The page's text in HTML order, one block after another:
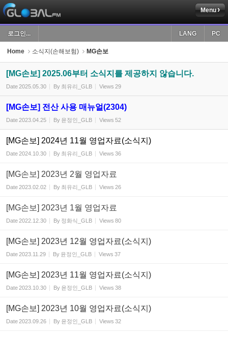
Menu
로그인... PC
LANG
Home 소식지(손해보험) MG손보
[MG손보] 2025.06부터 소식지를 제공하지 않습니다.
Date2025.05.30 By 최유리_GLB Views 29
[MG손보] 전산 사용 매뉴얼(2304)
Date2023.04.25 By 윤정인_GLB Views 52
[MG손보] 2024년 11월 영업자료(소식지)
Date2024.10.30 By 최유리_GLB Views 36
[MG손보] 2023년 2월 영업자료
Date2023.02.02 By 최유리_GLB Views 26
[MG손보] 2023년 1월 영업자료
Date2022.12.30 By 정화식_GLB Views 80
[MG손보] 2023년 12월 영업자료(소식지)
Date2023.11.29 By 윤정인_GLB Views 37
[MG손보] 2023년 11월 영업자료(소식지)
Date2023.10.30 By 윤정인_GLB Views 38
[MG손보] 2023년 10월 영업자료(소식지)
Date2023.09.26 By 윤정인_GLB Views 32
Sketchbook5, 스케치북5
Sketchbook5, 스케치북5